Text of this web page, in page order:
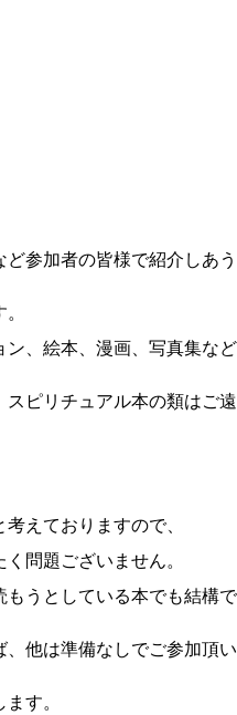
参加者の皆様で紹介しあう
、絵本、漫画、写真集など
ピリチュアル本の類はご遠
えておりますので、
問題ございません。
うとしている本でも結構で
他は準備なしでご参加頂い
す。